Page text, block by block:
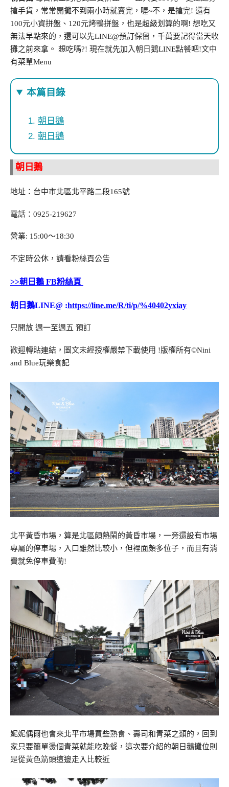
搶手貨，常常開攤不到兩小時就賣完，喔~不，是搶完! 還有
100元小資拼盤、120元烤鴨拼盤，也是超級划算的啊! 想吃又
無法早點來的，還可以先LINE@預訂保留，千萬要記得當天收
攤之前來拿。 想吃嗎?! 現在就先加入朝日鵝LINE點餐吧!文中
有菜單Menu
本篇目錄
朝日鵝
朝日鵝
朝日鵝
地址：台中市北區北平路二段165號
電話：0925-219627
營業: 15:00～18:30
不定時公休，請看粉絲頁公告
>>朝日鵝 FB粉絲頁
朝日鵝LINE@ :https://line.me/R/ti/p/%40402yxiay
只開放 週一至週五 預訂
歡迎轉貼連結，圖文未經授權嚴禁下載使用 !版權所有©Nini
and Blue玩樂食記
北平黃昏市場，算是北區頗熱鬧的黃昏市場，一旁還設有市場
專屬的停車場，入口雖然比較小，但裡面頗多位子，而且有消
費就免停車費喲!
妮妮偶爾也會來北平市場買些熟食、壽司和青菜之類的，回到
家只要簡單燙個青菜就能吃晚餐，這次要介紹的朝日鵝攤位則
是從黃色箭頭這邊走入比較近